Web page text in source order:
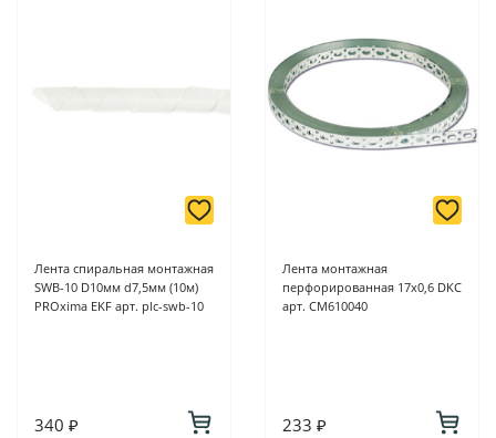
Лента спиральная монтажная
SWB-10 D10мм d7,5мм (10м)
PROxima EKF арт. plc-swb-10
340 ₽
Лента монтажная
перфорированная 17х0,6 DKC
арт. CM610040
233 ₽